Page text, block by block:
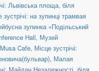
Львівська площа, біля
зустрічі: на зупинці трамвая
зупинка «Подільський
Hall, Музей
Musa Cafe, Місце зустрічі:
, Малая